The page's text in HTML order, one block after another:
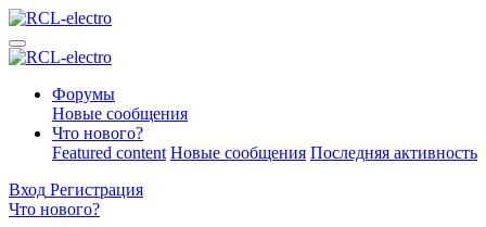
Форумы
Новые сообщения
Что нового?
Featured content Новые сообщения Последняя активность
Вход Регистрация
Что нового?